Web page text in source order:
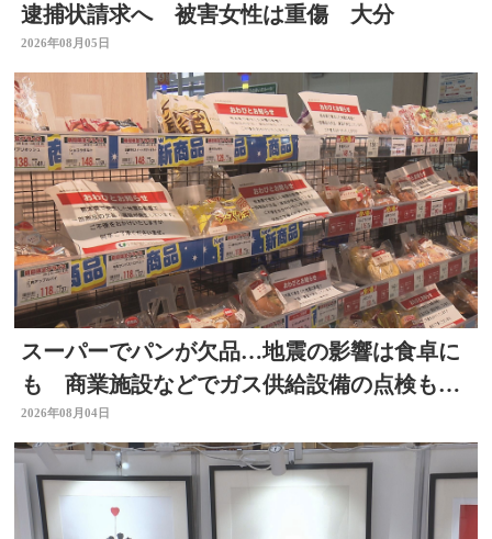
逮捕状請求へ 被害女性は重傷 大分
2026年08月05日
スーパーでパンが欠品…地震の影響は食卓に
も 商業施設などでガス供給設備の点検も進
む 大分
2026年08月04日